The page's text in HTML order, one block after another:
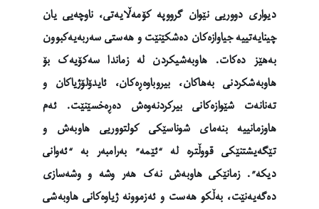
دیواری دووریی نێوان گرووپە کۆمەڵایەتی، ناوچەیی یان
چینایەتییە جیاوازەکان دەشکێنێت و هەستی سەربەیەکبوون
بەهێز دەکات. هاوبەشیکردن لە زماندا سەکۆیەک بۆ
هاوبەشکردنی بەهاکان، بیروباوەڕەکان، ئایدۆلۆژیاکان و
تەنانەت شێوازەکانی بیرکردنەوەش دەڕەخسێنێت. ئەم
هاوزمانییە بنەمای شوناسێکی کولتووریی هاوبەش و
تێگەیشتنێکی قووڵترە لە “ئێمە” بەرامبەر بە “ئەوانی
دیکە”. زمانێکی هاوبەش نەک هەر وشە و وشەسازی
دەگەیەنێت، بەڵکو هەست و ئەزموونە ژیاوەکانی هاوبەشی